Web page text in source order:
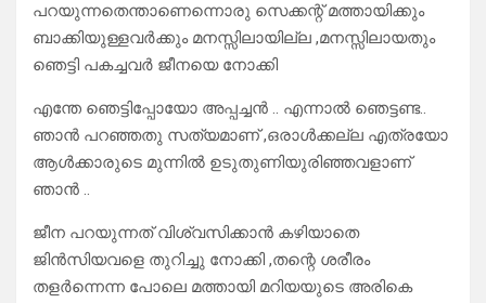
പറയുന്നതെന്താണെന്നൊരു സെക്കന്റ് മത്തായിക്കും
ബാക്കിയുള്ളവർക്കും മനസ്സിലായില്ല ,മനസ്സിലായതും
ഞെട്ടി പകച്ചവർ ജീനയെ നോക്കി
എന്തേ ഞെട്ടിപ്പോയോ അപ്പച്ചൻ .. എന്നാൽ ഞെട്ടണ്ട..
ഞാൻ പറഞ്ഞതു സത്യമാണ് ,ഒരാൾക്കല്ല എത്രയോ
ആൾക്കാരുടെ മുന്നിൽ ഉടുതുണിയുരിഞ്ഞവളാണ്
ഞാൻ ..
ജീന പറയുന്നത് വിശ്വസിക്കാൻ കഴിയാതെ
ജിൻസിയവളെ തുറിച്ചു നോക്കി ,തന്റെ ശരീരം
തളർന്നെന്ന പോലെ മത്തായി മറിയയുടെ അരികെ